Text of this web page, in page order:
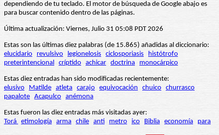
dependiendo de tu teclado. El motor de búsqueda de Google abajo es
para buscar contenido dentro de las páginas.
Última actualización: Viernes, Julio 31 05:08 PDT 2026
Estas son las últimas diez palabras (de 15.865) añadidas al diccionario:
elucidario
revulsivo legionelosis ciclosporiasis
histótrofo
preterintencional críptido achicar doctrina monocárpico
Estas diez entradas han sido modificadas recientemente:
elusivo
Matilde atleta carajo equivocación chuico churrasco
papalote Acapulco anémona
Estas fueron las diez entradas más visitadas ayer:
Torá etimología arma chile anti metro ico Biblia economía para